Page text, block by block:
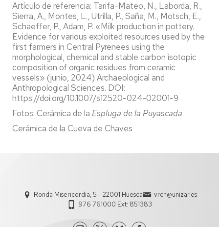
Artículo de referencia: Tarifa-Mateo, N., Laborda, R.,
Sierra, A., Montes, L., Utrilla, P., Saña, M., Motsch, E.,
Schaeffer, P., Adam, P. «Milk production in pottery.
Evidence for various exploited resources used by the
first farmers in Central Pyrenees using the
morphological, chemical and stable carbon isotopic
composition of organic residues from ceramic
vessels» (junio, 2024) Archaeological and
Anthropological Sciences. DOI:
https://doi.org/10.1007/s12520-024-02001-9
Fotos: Cerámica de la Espluga de la Puyascada
Cerámica de la Cueva de Chaves
Ronda Misericordia, 5 - 22001 Huesca
vrch@unizar.es
976 761000 Ext: 851383